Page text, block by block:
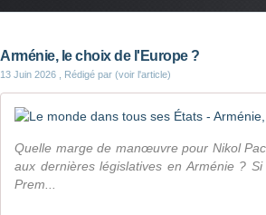
Arménie, le choix de l'Europe ?
13 Juin 2026 , Rédigé par (voir l'article)
Quelle marge de manœuvre pour Nikol
aux dernières législatives en Arménie ?
Prem...